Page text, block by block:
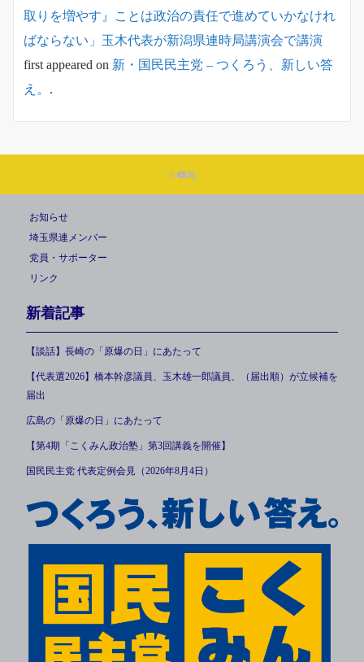
取りを増やす』ことは政治の責任で進めていかなけれ
ばならない」玉木代表が新潟県連時局講演会で講演
first appeared on 新・国民民主党 – つくろう、新しい答
え。 .
お知らせ
埼玉県連メンバー
党員・サポーター
リンク
新着記事
【談話】長崎の「原爆の日」にあたって
【代表選2026】橋本幹彦議員、玉木雄一郎議員、（届出順）が立候補を
届出
広島の「原爆の日」にあたって
【第4期「こくみん政治塾」第3回講義を開催】
国民民主党 代表定例会見（2026年8月4日）